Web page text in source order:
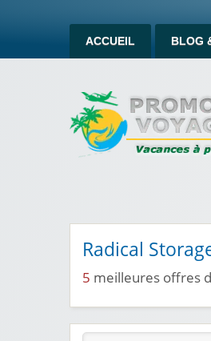
ACCUEIL BLOG
Radical
5 meilleures offres